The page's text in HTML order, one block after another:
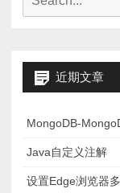
近期文章
MongoDB-
Java自定义注解
设置Edge浏览器